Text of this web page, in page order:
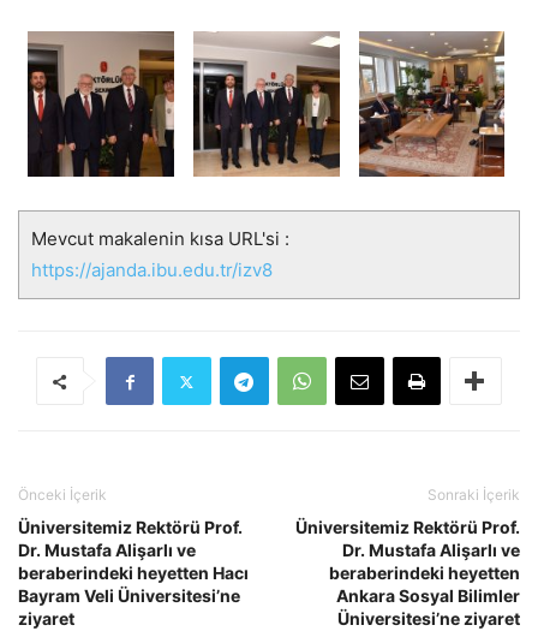
Mevcut makalenin kısa URL'si :
https://ajanda.ibu.edu.tr/izv8
Önceki İçerik
Üniversitemiz Rektörü Prof.
Dr. Mustafa Alişarlı ve
beraberindeki heyetten Hacı
Bayram Veli Üniversitesi’ne
ziyaret
Sonraki İçerik
Üniversitemiz Rektörü Prof.
Dr. Mustafa Alişarlı ve
beraberindeki heyetten
Ankara Sosyal Bilimler
Üniversitesi’ne ziyaret